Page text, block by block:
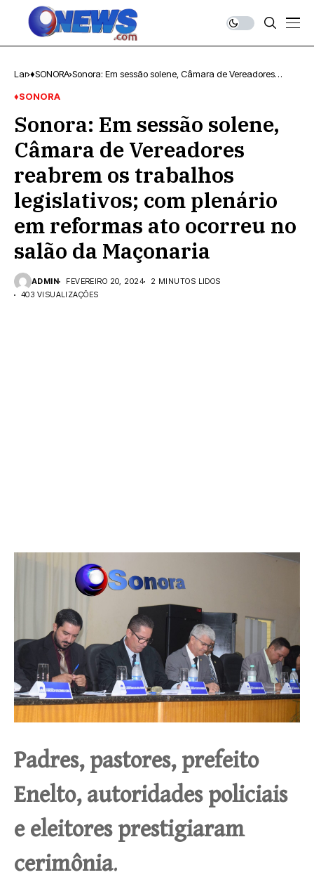
Lar ♦SONORA Sonora: Em sessão solene, Câmara de Vereadores
♦SONORA
Sonora: Em sessão solene,
Câmara de Vereadores
reabrem os trabalhos
legislativos; com plenário
em reformas ato ocorreu no
salão da Maçonaria
ADMIN FEVEREIRO 20, 2024
2 MINUTOS LIDOS
403 VISUALIZAÇÕES
Padres, pastores, prefeito
Enelto, autoridades policiais
e eleitores prestigiaram
cerimônia.